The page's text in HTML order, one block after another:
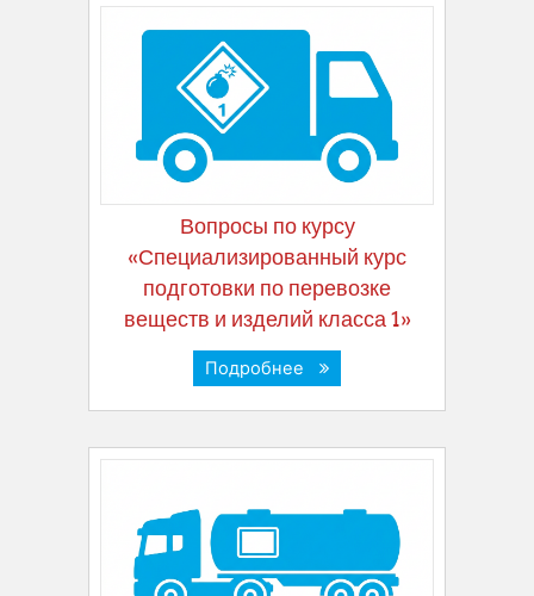
Вопросы по курсу
«Специализированный курс
подготовки по перевозке
веществ и изделий класса 1»
Подробнее